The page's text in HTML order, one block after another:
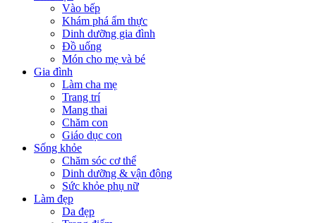
Vào bếp
Khám phá ẩm thực
Dinh dưỡng gia đình
Đồ uống
Món cho mẹ và bé
Gia đình
Làm cha mẹ
Trang trí
Mang thai
Chăm con
Giáo dục con
Sống khỏe
Chăm sóc cơ thể
Dinh dưỡng & vận động
Sức khỏe phụ nữ
Làm đẹp
Da đẹp